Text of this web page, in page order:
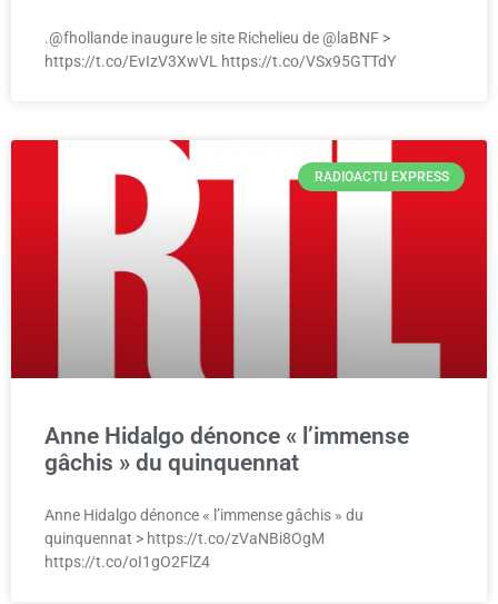
.@fhollande inaugure le site Richelieu de @laBNF >
https://t.co/EvIzV3XwVL https://t.co/VSx95GTTdY
RADIOACTU EXPRESS
Anne Hidalgo dénonce « l’immense
gâchis » du quinquennat
Anne Hidalgo dénonce « l’immense gâchis » du
quinquennat > https://t.co/zVaNBi8OgM
https://t.co/oI1gO2FlZ4